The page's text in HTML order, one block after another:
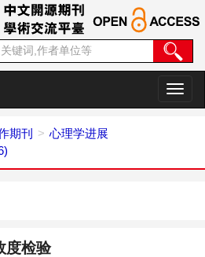
切
换
期刊
心理学进展
度检验